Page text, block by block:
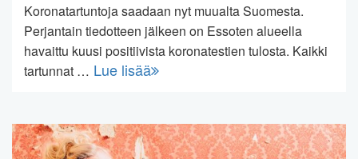
Koronatartuntoja saadaan nyt muualta Suomesta.
Perjantain tiedotteen jälkeen on Essoten alueella
havaittu kuusi positiivista koronatestien tulosta. Kaikki
tartunnat … Lue lisää